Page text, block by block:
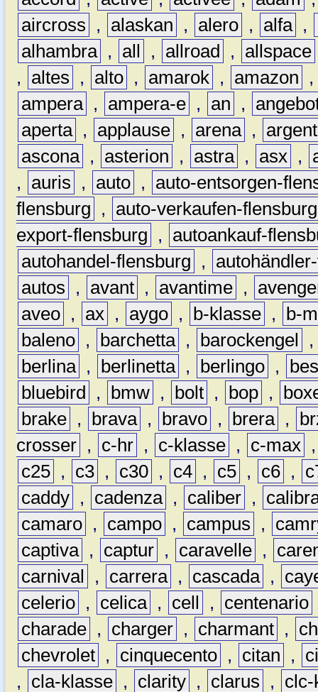
aircross
, alaskan , alero , alfa ,
alhambra , all , allroad , allspace
,
altes , alto , amarok , amazon
ampera , ampera-e , an ,
aperta , applause , arena ,
ascona , asterion , astra , asx ,
,
auris , auto ,
auto-entsorgen-
flensburg
,
auto-verkaufen-flensburg
export-flensburg
,
autoankauf-
autohandel-flensburg
,
autos
, avant , avantime ,
aveo , ax , aygo , b-klasse ,
b-
baleno , barchetta , barockengel
berlina , berlinetta , berlingo ,
bluebird
, bmw , bolt , bop ,
brake , brava , bravo , brera ,
crosser , c-hr , c-klasse , c-max
c25 , c3 , c30 , c4 , c5 , c6 ,
caddy , cadenza , caliber ,
camaro , campo , campus ,
captiva , captur , caravelle ,
carnival
, carrera , cascada ,
celerio , celica , cell , centenario
charade , charger , charmant ,
chevrolet , cinquecento , citan ,
,
cla-klasse , clarity , clarus ,
clc-